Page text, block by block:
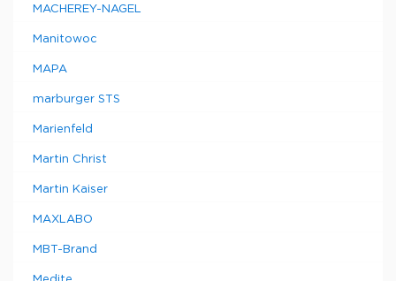
MACHEREY-NAGEL
Manitowoc
MAPA
marburger STS
Marienfeld
Martin Christ
Martin Kaiser
MAXLABO
MBT-Brand